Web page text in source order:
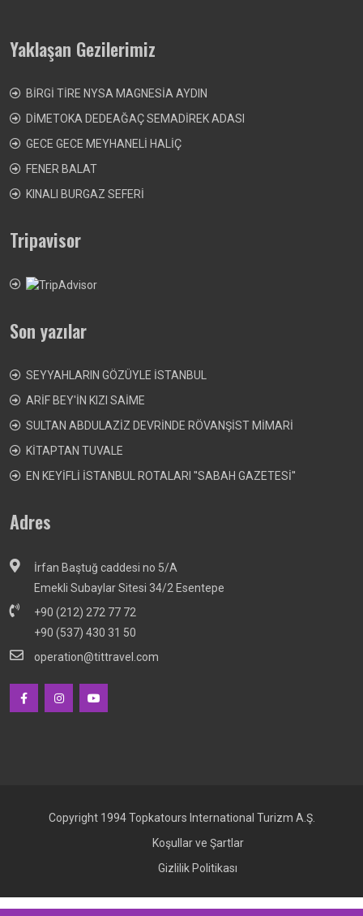
Yaklaşan Gezilerimiz
BİRGİ TİRE NYSA MAGNESİA AYDIN
DİMETOKA DEDEAĞAÇ SEMADİREK ADASI
GECE GECE MEYHANELİ HALİÇ
FENER BALAT
KINALI BURGAZ SEFERİ
Tripavisor
Son yazılar
SEYYAHLARIN GÖZÜYLE İSTANBUL
ARİF BEY'İN KIZI SAİME
SULTAN ABDULAZİZ DEVRİNDE RÖVANŞİST MİMARİ
KİTAPTAN TUVALE
EN KEYİFLİ İSTANBUL ROTALARI ''SABAH GAZETESİ''
Adres
İrfan Baştuğ caddesi no 5/A
Emekli Subaylar Sitesi 34/2 Esentepe
+90 (212) 272 77 72
+90 (537) 430 31 50
operation@tittravel.com
Copyright 1994 Topkatours International Turizm A.Ş.
Koşullar ve Şartlar
Gizlilik Politikası